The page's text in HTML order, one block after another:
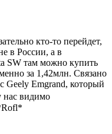
кто-то перейдет,
в России, а в
SW там можно купить
за 1,42млн. Связано
Geely Emgrand, который
нас видимо